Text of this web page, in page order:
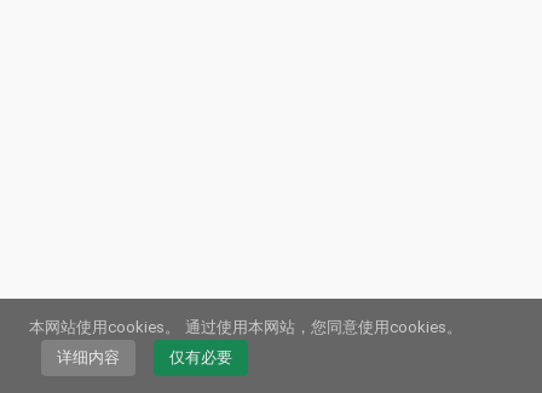
本网站使用cookies。
通过使用本网站，您同意使用cookies。
详细内容
仅有必要
© 2026Webstream.eu•版本说明• 数据保护/饼干•使用条款
德国•英语